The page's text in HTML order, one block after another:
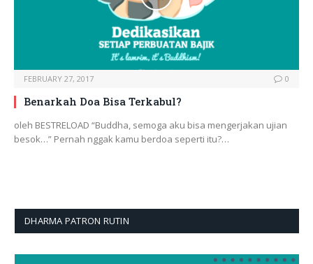
FEBRUARY 27, 2017 0
Benarkah Doa Bisa Terkabul?
oleh BESTRELOAD “Buddha, semoga aku bisa mengerjakan ujian
besok…” Pernah nggak kamu berdoa seperti itu?…
DHARMA PATRON RUTIN